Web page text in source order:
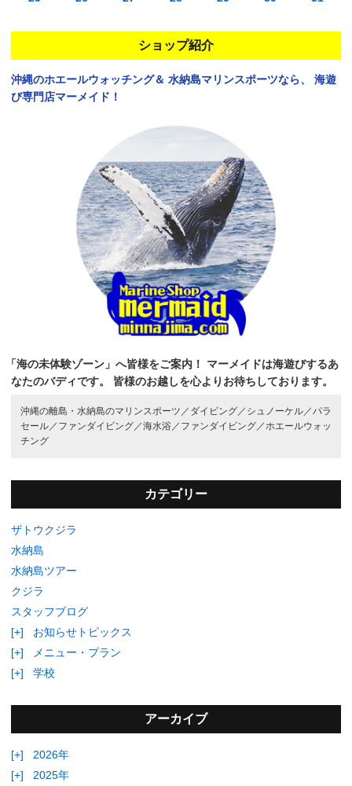
ショップ紹介
沖縄のホエールウォッチング＆ 水納島マリンスポーツなら、
海遊
び専門店マーメイド！
「海の未体験ゾーン」へ皆様をご案内！
マーメイドは海遊びするあ
なたのバディです。
皆様のお越しを心よりお待ちしております。
沖縄の離島・水納島のマリンスポーツ／ ダイビング／ シュノーケル／ パラ
セール／ ファンダイビング／海水浴／ ファンダイビング／ ホエールウォッ
チング
カテゴリー
ザトウクジラ
水納島
水納島ツアー
クジラ
スタッフブログ
[+]
お知らせトピックス
[+]
メニュー・プラン
[+]
学校
アーカイブ
[+]
2026年
[+]
2025年